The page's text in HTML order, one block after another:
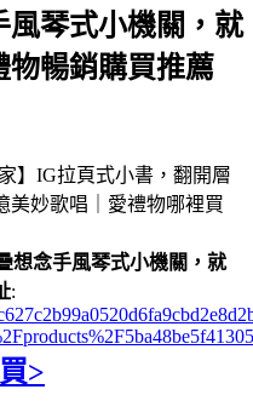
風琴式小機關，就
物暢銷購買推薦
】IG拉頁式小書，翻開層
美妙歌唱｜愛禮物哪裡買
想念手風琴式小機關，就
:
>